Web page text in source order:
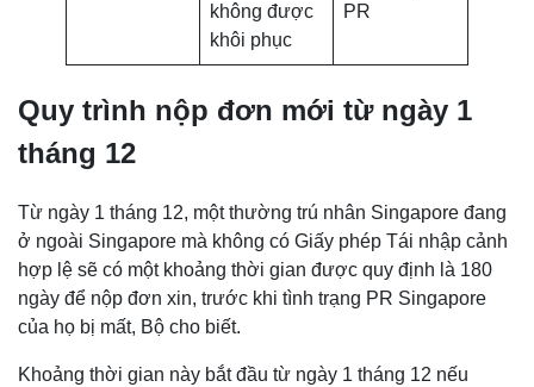
không được
khôi phục
PR
Quy trình nộp đơn mới từ ngày 1
tháng 12
Từ ngày 1 tháng 12, một thường trú nhân Singapore đang
ở ngoài Singapore mà không có Giấy phép Tái nhập cảnh
hợp lệ sẽ có một khoảng thời gian được quy định là 180
ngày để nộp đơn xin, trước khi tình trạng PR Singapore
của họ bị mất, Bộ cho biết.
Khoảng thời gian này bắt đầu từ ngày 1 tháng 12 nếu